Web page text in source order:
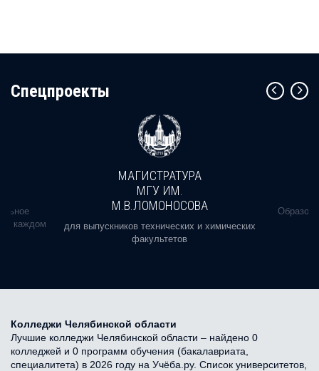
Cпецпроекты
в каждом
МАГИСТРАТУРА
МГУ ИМ.
М.В.ЛОМОНОСОВА
для выпускников технических и химических
факультетов
Колледжи Челябинской области
Лучшие колледжи Челябинской области – найдено 0
колледжей и 0 программ обучения (бакалавриата,
специалитета) в 2026 году на Учёба.ру. Список университетов,